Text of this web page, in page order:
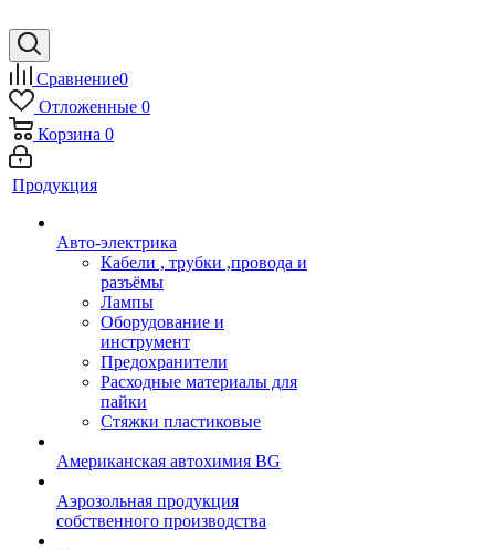
Сравнение0
Отложенные 0
Корзина 0
Продукция
Авто-электрика
Кабели , трубки ,провода и
разъёмы
Лампы
Оборудование и
инструмент
Предохранители
Расходные материалы для
пайки
Стяжки пластиковые
Американская автохимия BG
Аэрозольная продукция
собственного производства